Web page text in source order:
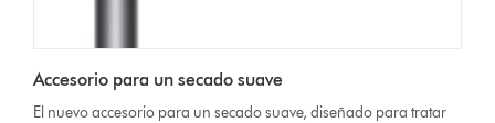
Accesorio para un secado suave
El nuevo accesorio para un secado suave, diseñado para tratar